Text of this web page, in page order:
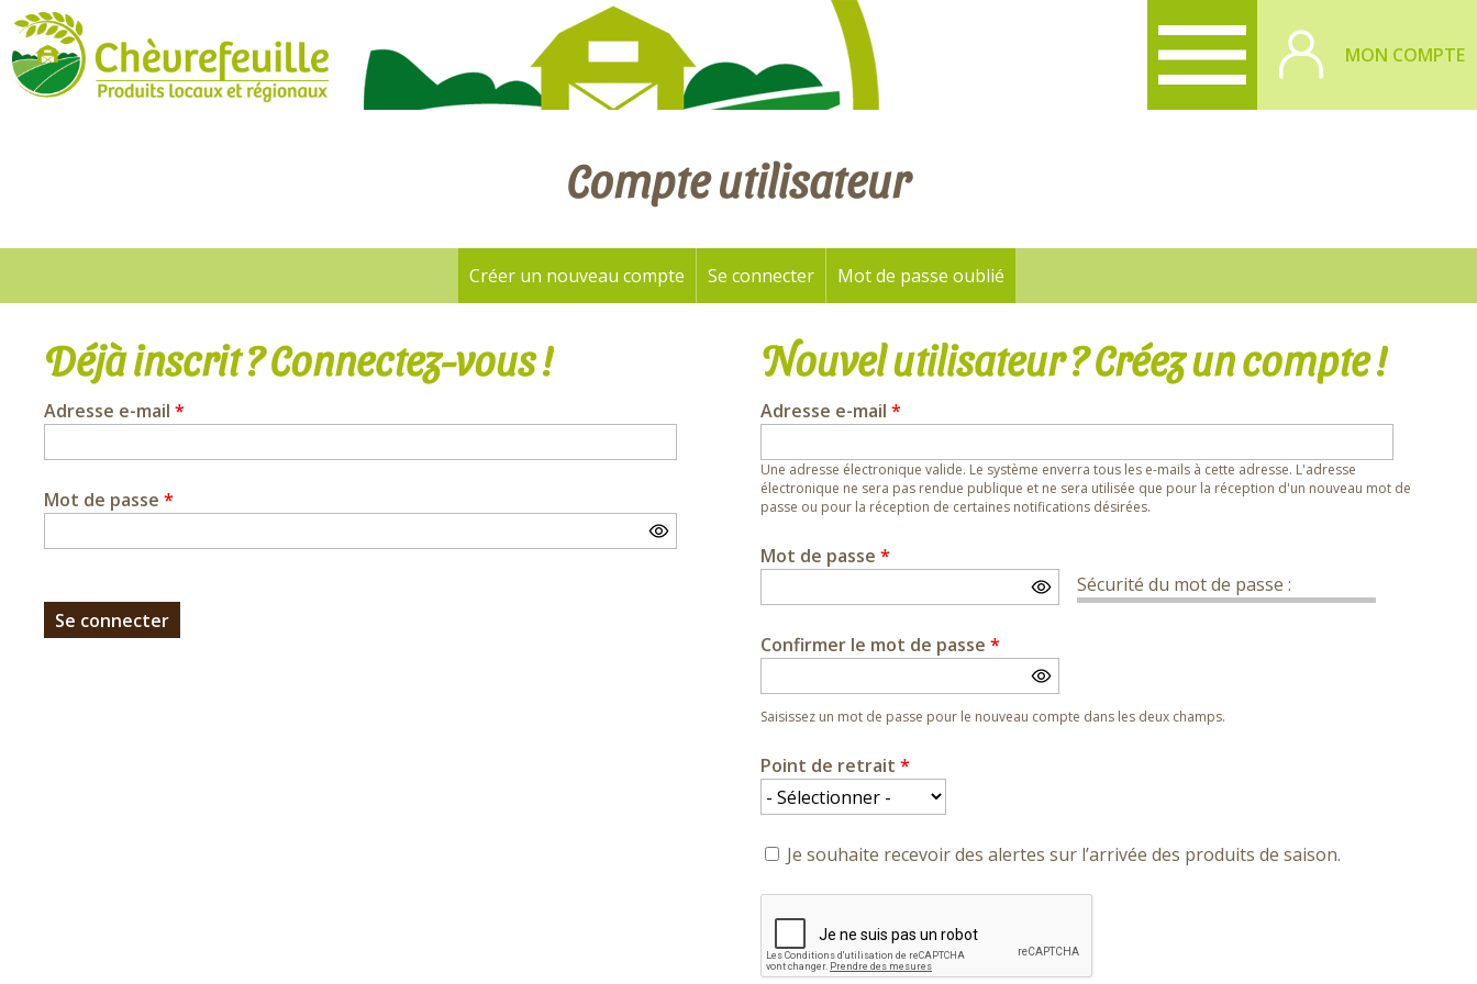
MON COMPTE
Compte utilisateur
Onglets
principaux
Créer un nouveau compte Se connecter (onglet actif)
Mot de passe oublié
Déjà inscrit ? Connectez-vous !
Adresse e-mail *
Mot de passe *
Nouvel utilisateur ? Créez un compte !
Adresse e-mail *
Une adresse électronique valide. Le système enverra tous les e-mails à cette adresse. L'adresse
électronique ne sera pas rendue publique et ne sera utilisée que pour la réception d'un nouveau mot de
passe ou pour la réception de certaines notifications désirées.
Mot de passe *
Sécurité du mot de passe :
Confirmer le mot de passe *
Saisissez un mot de passe pour le nouveau compte dans les deux champs.
Point de retrait *
Je souhaite recevoir des alertes sur l’arrivée des produits de saison.